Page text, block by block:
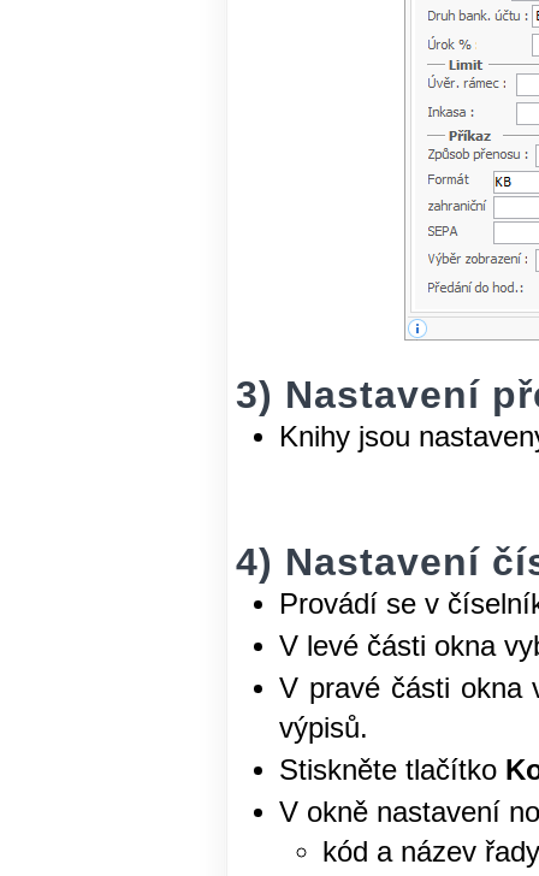
3) Nastavení
Knihy jsou
4) Nastavení
Provádí se v
V levé části okna
V pravé části okna
výpisů.
Stiskněte tlačítko
V okně nastavení
kód a název řady